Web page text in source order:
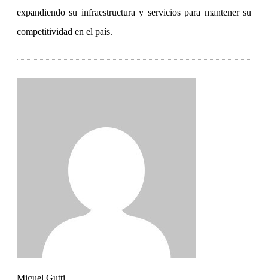
expandiendo su infraestructura y servicios para mantener su
competitividad en el país.
Miguel Gutti